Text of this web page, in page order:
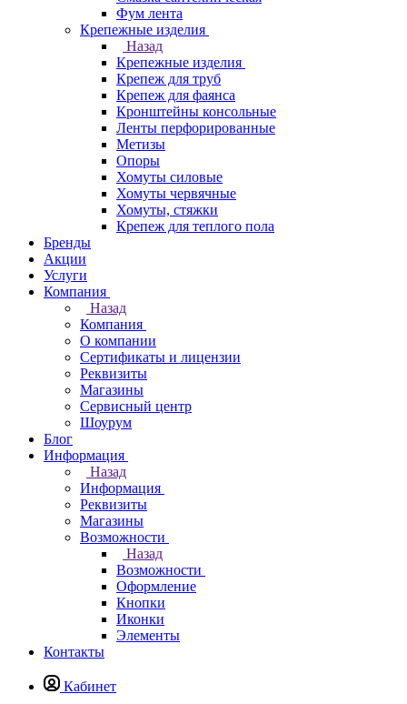
Фум лента
Крепежные изделия
Назад
Крепежные изделия
Крепеж для труб
Крепеж для фаянса
Кронштейны консольные
Ленты перфорированные
Метизы
Опоры
Хомуты силовые
Хомуты червячные
Хомуты, стяжки
Крепеж для теплого пола
Бренды
Акции
Услуги
Компания
Назад
Компания
О компании
Сертификаты и лицензии
Реквизиты
Магазины
Сервисный центр
Шоурум
Блог
Информация
Назад
Информация
Реквизиты
Магазины
Возможности
Назад
Возможности
Оформление
Кнопки
Иконки
Элементы
Контакты
Кабинет